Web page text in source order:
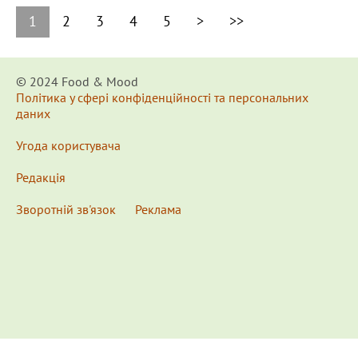
1 2 3 4 5 > >>
© 2024 Food & Мood
Політика у сфері конфіденційності та персональних
даних
Угода користувача
Редакція
Зворотній зв'язок
Реклама